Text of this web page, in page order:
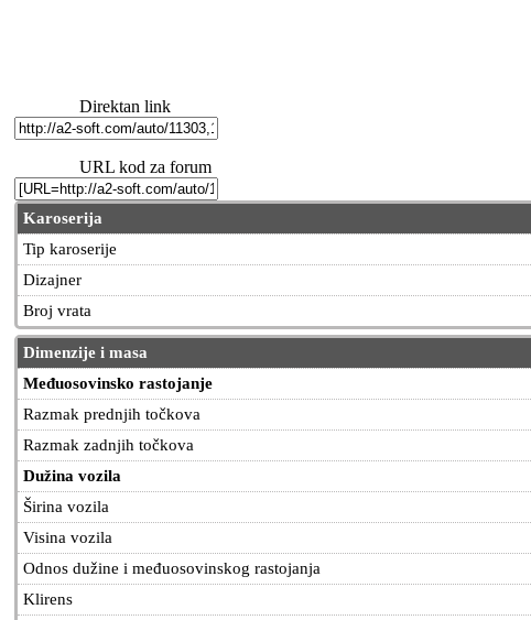
Direktan link
URL kod za forum
Karoserija
Tip karoserije
Dizajner
Broj vrata
Dimenzije i masa
Međuosovinsko rastojanje
Razmak prednjih točkova
Razmak zadnjih točkova
Dužina vozila
Širina vozila
Visina vozila
Odnos dužine i međuosovinskog rastojanja
Klirens